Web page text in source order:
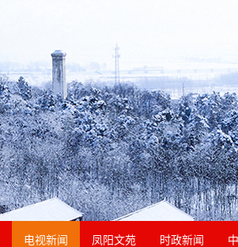
电视新闻 凤阳文苑 时政新闻